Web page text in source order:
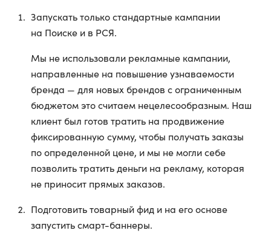
Запускать только стандартные кампании
на Поиске и в РСЯ.
Мы не использовали рекламные кампании,
направленные на повышение узнаваемости
бренда — для новых брендов с ограниченным
бюджетом это считаем нецелесообразным. Наш
клиент был готов тратить на продвижение
фиксированную сумму, чтобы получать заказы
по определенной цене, и мы не могли себе
позволить тратить деньги на рекламу, которая
не приносит прямых заказов.
Подготовить товарный фид и на его основе
запустить смарт-баннеры.